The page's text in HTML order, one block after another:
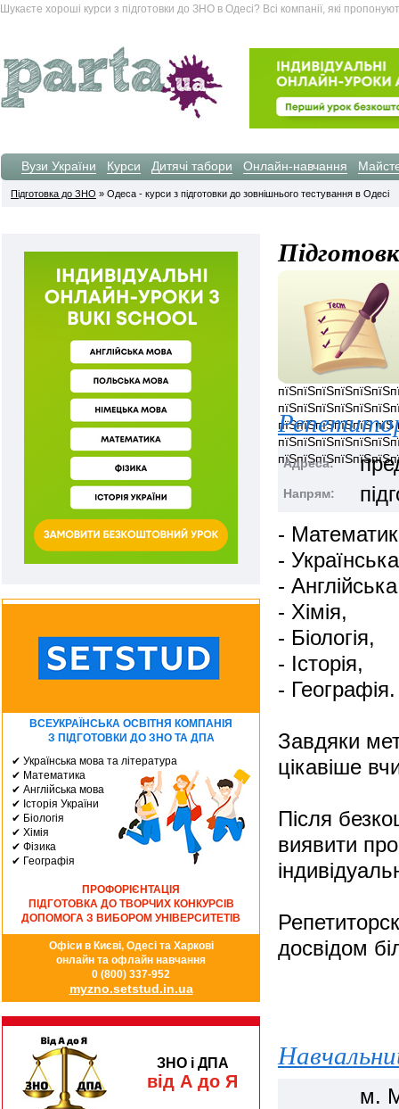
Шукаєте хороші курси з підготовки до ЗНО в Одесі? Всі компанії, які
Вузи України Курси Дитячі табори Онлайн-навчання
Підготовка до ЗНО » Одеса - курси з підготовки до зовнішнього тестування в Одесі
пїЅпїЅпїЅпїЅпїЅ
Адреса:
Напрям:
-
-
-
- Хімія,
- Біологія,
- Історія,
- Географія.
Завдяки
цікавіше
Після
виявити
досвідом
м.
ВСЕУКРАЇНСЬКА ОСВІТНЯ КОМПАНІЯ
З ПІДГОТОВКИ ДО ЗНО ТА ДПА
✔ Українська мова та література
✔ Математика
✔ Англійська мова
✔ Історія України
✔ Біологія
✔ Хімія
✔ Фізика
✔ Географія
ПРОФОРІЄНТАЦІЯ
ПІДГОТОВКА ДО ТВОРЧИХ КОНКУРСІВ
ДОПОМОГА З ВИБОРОМ УНІВЕРСИТЕТІВ
Офіси в Києві, Одесі та Харкові
онлайн та офлайн навчання
0 (800) 337-952
myzno.setstud.in.ua
ЗНО і ДПА
від А до Я